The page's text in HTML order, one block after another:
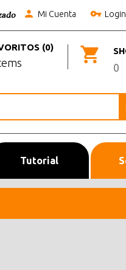
Mi Cuenta Login
0
(0)
Tutorial